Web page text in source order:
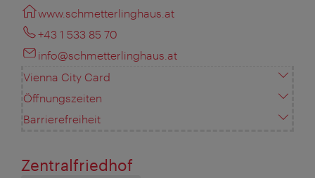
www.schmetterlinghaus.at
+43 1 533 85 70
info@schmetterlinghaus.at
Vienna City Card
Öffnungszeiten
Barrierefreiheit
Zentralfriedhof